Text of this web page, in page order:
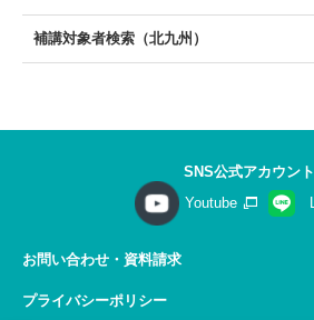
補講対象者検索（北九州）
SNS公式アカウント
Youtube
お問い合わせ・資料請求
プライバシーポリシー